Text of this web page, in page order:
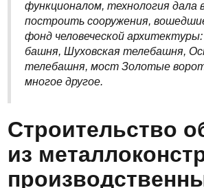
функционалом, технология дала
построить сооружения,
фонд человеческой
башня, Шуховская телебашня,
телебашня, мост Золотые
многое другое.
Строительство
из